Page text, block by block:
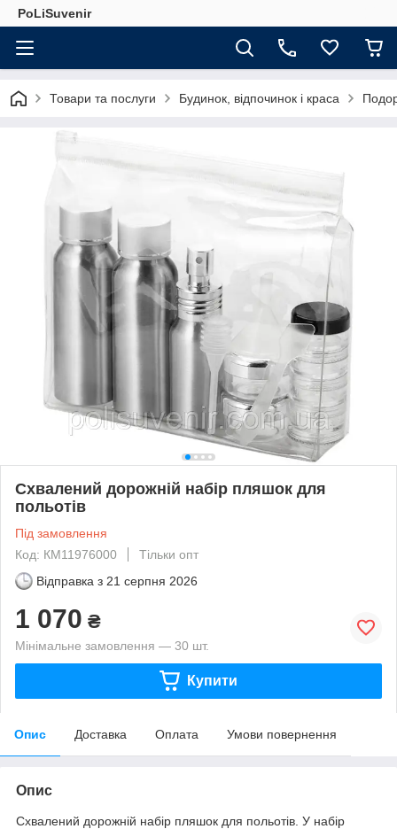
PoLiSuvenir
Товари та послуги Будинок, відпочинок і краса
Схвалений дорожній набір пляшок для
польотів
Під замовлення
Код: КМ11976000
Тільки опт
Відправка з 21 серпня 2026
1 070 ₴
Мінімальне замовлення — 30 шт.
Купити
Опис Доставка Оплата Умови повернення
Опис
Схвалений дорожній набір пляшок для польотів. У набір